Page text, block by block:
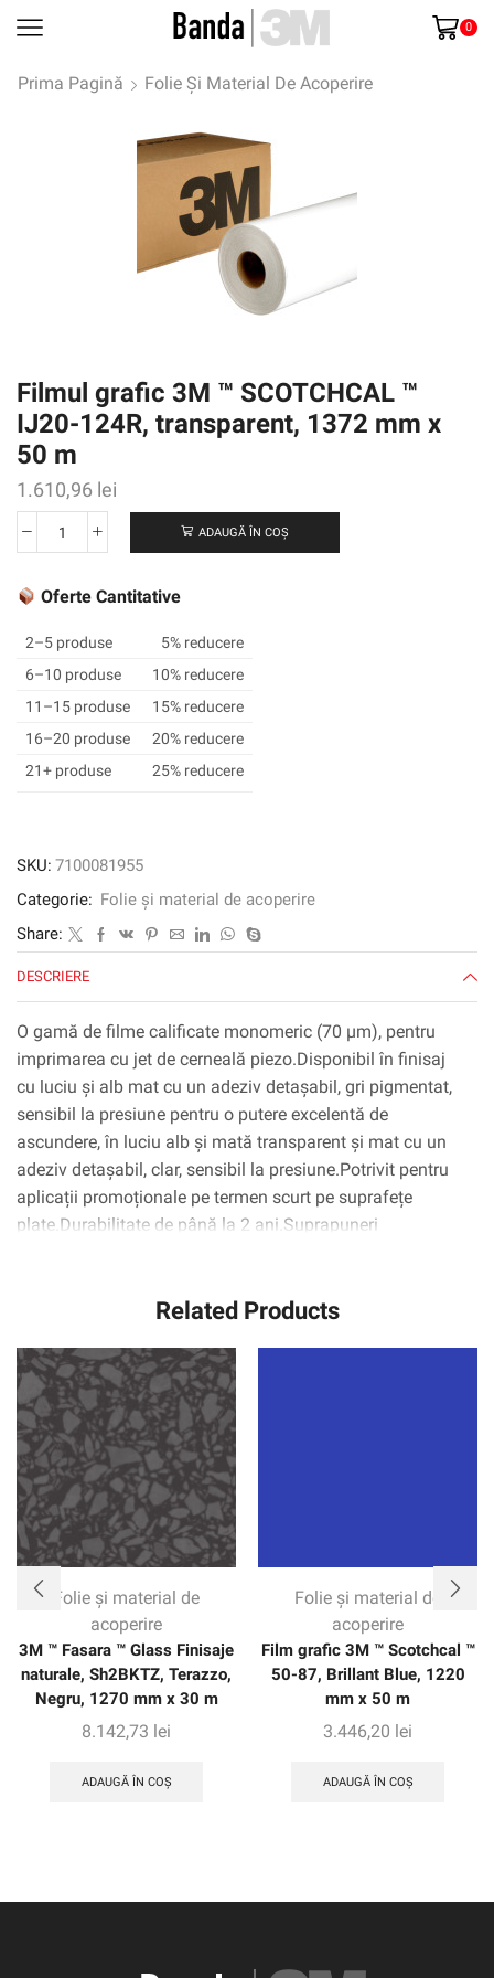
0
Prima Pagină Folie Și Material De Acoperire
Filmul grafic 3M ™ SCOTCHCAL ™
IJ20-124R, transparent, 1372 mm x
50 m
1.610,96 lei
Cantitate
grafic
™
SCOTCHCAL
™
IJ20-
124R,
transparent,
50
ADAUGĂ ÎN COȘ
Oferte Cantitative
2–5 produse
5% reducere
6–10 produse
10% reducere
11–15 produse
15% reducere
16–20 produse
20% reducere
21+ produse
25% reducere
SKU: 7100081955
Categorie: Folie și material de acoperire
Share:
DESCRIERE
O gamă de filme calificate monomeric (70 µm), pentru
imprimarea cu jet de cerneală piezo.Disponibil în finisaj
cu luciu și alb mat cu un adeziv detașabil, gri pigmentat,
sensibil la presiune pentru o putere excelentă de
ascundere, în luciu alb și mată transparent și mat cu un
adeziv detașabil, clar, sensibil la presiune.Potrivit pentru
aplicații promoționale pe termen scurt pe suprafețe
plate.Durabilitate de până la 2 ani.Suprapuneri
Related Products
Folie și material de
acoperire
3M ™ Fasara ™ Glass Finisaje
naturale, Sh2BKTZ, Terazzo,
Negru, 1270 mm x 30 m
8.142,73 lei
ADAUGĂ ÎN COȘ
Folie și material de
acoperire
Film grafic 3M ™ Scotchcal ™
50-87, Brillant Blue, 1220
mm x 50 m
3.446,20 lei
ADAUGĂ ÎN COȘ